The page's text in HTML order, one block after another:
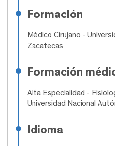
Formación
Médico Cirujano -
Zacatecas
Formación
Alta Especialidad -
Universidad Nacional
Idioma